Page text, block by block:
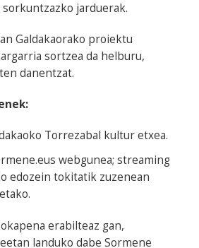
jarduerak.
Galdakaorako proiektu
sortzea da helburu,
danentzat.
Torrezabal kultur etxea.
webgunea; streaming
edozein tokitatik zuzenean
erabilteaz gan,
landuko dabe Sormene